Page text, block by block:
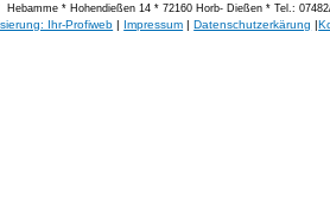
Hebamme * Hohendießen 14 * 72160 Horb- Dießen * Tel.:
Ihr-Profiweb | Impressum |Datenschutzerkärung |